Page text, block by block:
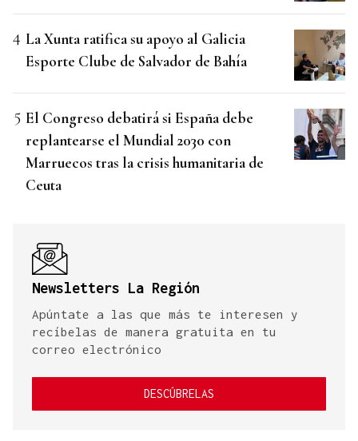
La Xunta ratifica su apoyo al Galicia
Esporte Clube de Salvador de Bahía
El Congreso debatirá si España debe
replantearse el Mundial 2030 con
Marruecos tras la crisis humanitaria de
Ceuta
Newsletters La Región
Apúntate a las que más te interesen y
recíbelas de manera gratuita en tu
correo electrónico
DESCÚBRELAS